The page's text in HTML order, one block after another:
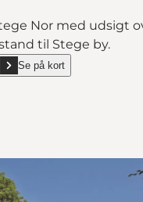
Nor med udsigt
til Stege by.
Nor"
Se på kort
show Stege Nor on_map